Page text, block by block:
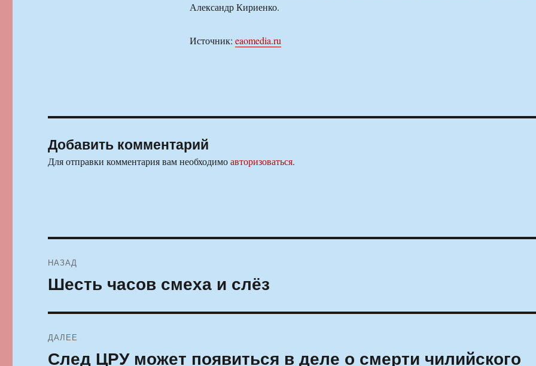
Александр Кириенко.
Источник: eaomedia.ru
Добавить комментарий
Для отправки комментария вам необходимоавторизоваться.
по
НАЗАД
Предыдущая
Шесть часов смеха и слёз
ДАЛЕЕ
Следующая
След ЦРУ может появиться в деле о смерти чилийского